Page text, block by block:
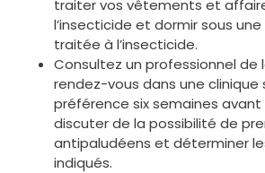
traiter vos vêtements et
l’insecticide et dormir sous
traitée à l’insecticide.
Consultez un professionnel de
rendez-vous dans une
préférence six semaines
discuter de la possibilité de
antipaludéens et déterminer
indiqués.